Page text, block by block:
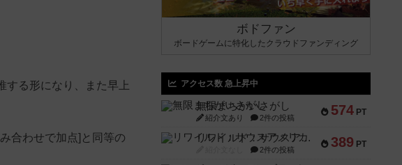
する形になり、また早上
合わせで加点]と同等の
ボドファン
ボードゲームに特化したクラウドファンディング
アクセス数 急上昇中
574 PT
無限まちがいさがし
紹介文あり 2件の投稿
389 PT
リワイルド：サウスアメリカ
2件の投稿